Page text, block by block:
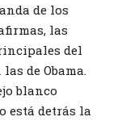
de los
las
del
de Obama.
blanco
está detrás la